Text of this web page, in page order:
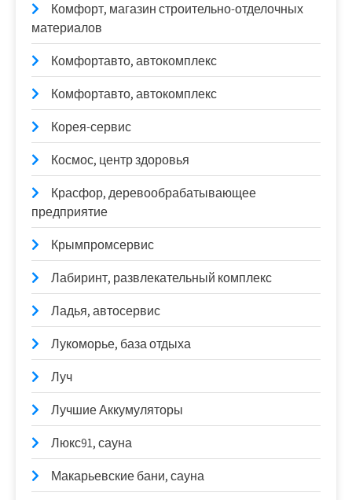
Комфорт, магазин строительно-отделочных
материалов
Комфортавто, автокомплекс
Комфортавто, автокомплекс
Корея-сервис
Космос, центр здоровья
Красфор, деревообрабатывающее
предприятие
Крымпромсервис
Лабиринт, развлекательный комплекс
Ладья, автосервис
Лукоморье, база отдыха
Луч
Лучшие Аккумуляторы
Люкс91, сауна
Макарьевские бани, сауна